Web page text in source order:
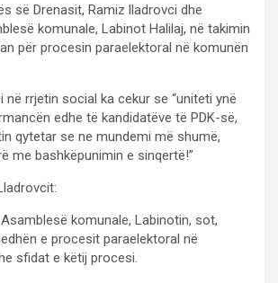
së Drenasit, Ramiz lladrovci dhe
komunale, Labinot Halilaj, në takimin
për procesin paraelektoral në komunën
në rrjetin social ka cekur se “uniteti ynë
edhe të kandidatëve të PDK-së,
qytetar se ne mundemi më shumë,
me bashkëpunimin e sinqertë!”
komunale, Labinotin, sot,
e procesit paraelektoral në
sfidat e këtij procesi.